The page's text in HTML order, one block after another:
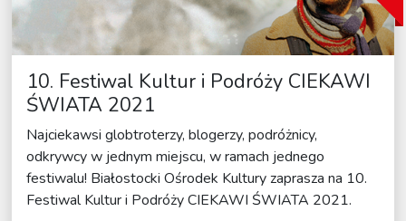
10. Festiwal Kultur i Podróży CIEKAWI
ŚWIATA 2021
Najciekawsi globtroterzy, blogerzy, podróżnicy,
odkrywcy w jednym miejscu, w ramach jednego
festiwalu! Białostocki Ośrodek Kultury zaprasza na 10.
Festiwal Kultur i Podróży CIEKAWI ŚWIATA 2021.